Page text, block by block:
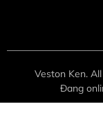
Veston Ken.
Đang